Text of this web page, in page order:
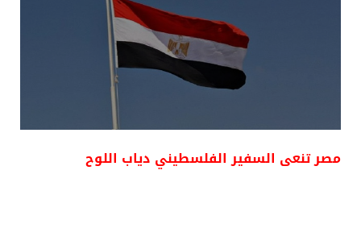
مصر تنعى السفير الفلسطيني دياب اللوح